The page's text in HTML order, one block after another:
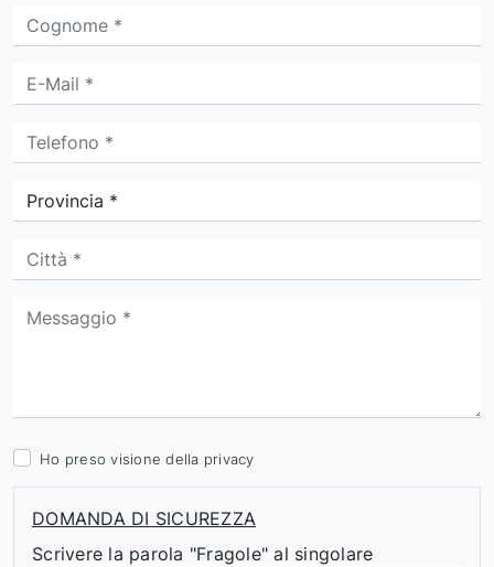
Ho preso visione della privacy
DOMANDA DI SICUREZZA
Scrivere la parola "Fragole" al singolare